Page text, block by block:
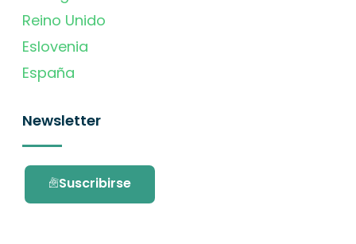
Reino Unido
Eslovenia
España
Newsletter
Suscribirse